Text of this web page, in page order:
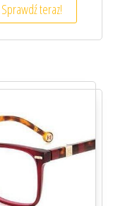
Sprawdź teraz!